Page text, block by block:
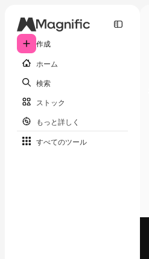
作成
ホーム
検索
ストック
もっと詳しく
すべてのツール